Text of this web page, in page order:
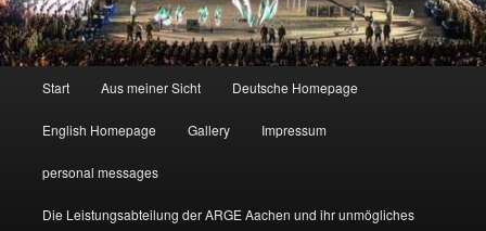
Start Aus meiner Sicht Deutsche Homepage
English Homepage Gallery Impressum
personal messages
Die Leistungsabteilung der ARGE Aachen und ihr unmögliches